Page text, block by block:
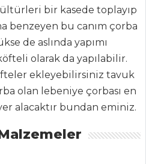
bir kasede toplayıp
benzeyen bu canım çorba
de aslında yapımı
olarak da yapılabilir.
ekleyebilirsiniz tavuk
olan lebeniye çorbası en
alacaktır bundan eminiz.